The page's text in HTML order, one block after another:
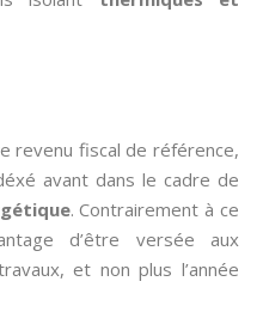
revenu fiscal de référence,
avant dans le cadre de
. Contrairement à ce
d’être versée aux
et non plus l’année